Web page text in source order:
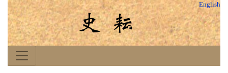
English